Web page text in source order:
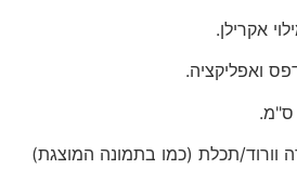
אקרילן.
ואפליקציה.
וורוד/תכלת (כמו בתמונה המוצגת)